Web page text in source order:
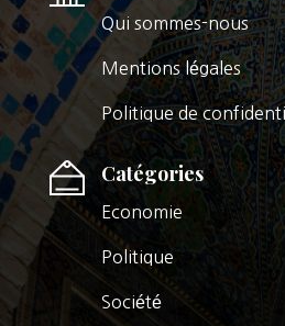
Qui sommes-nous
Mentions légales
Politique de
Catégories
Economie
Politique
Société